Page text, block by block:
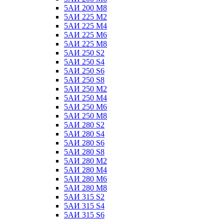
5АИ 200 М8
5АИ 225 М2
5АИ 225 М4
5АИ 225 М6
5АИ 225 М8
5АИ 250 S2
5АИ 250 S4
5АИ 250 S6
5АИ 250 S8
5АИ 250 М2
5АИ 250 М4
5АИ 250 М6
5АИ 250 М8
5АИ 280 S2
5АИ 280 S4
5АИ 280 S6
5АИ 280 S8
5АИ 280 М2
5АИ 280 М4
5АИ 280 М6
5АИ 280 М8
5АИ 315 S2
5АИ 315 S4
5АИ 315 S6